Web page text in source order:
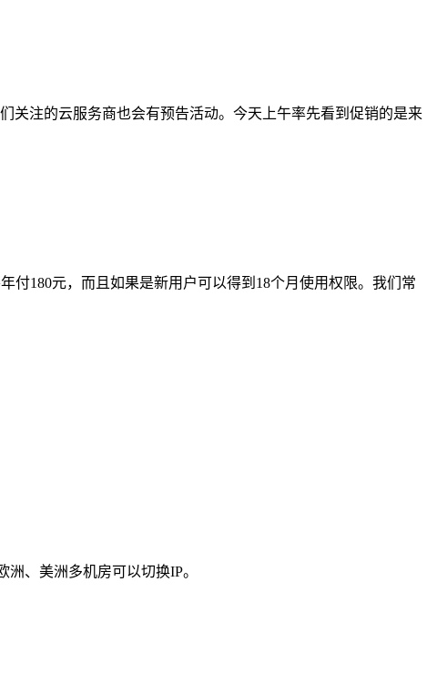
关注的云服务商也会有预告活动。今天上午率先看到促销的是来
付180元，而且如果是新用户可以得到18个月使用权限。我们常
、美洲多机房可以切换IP。